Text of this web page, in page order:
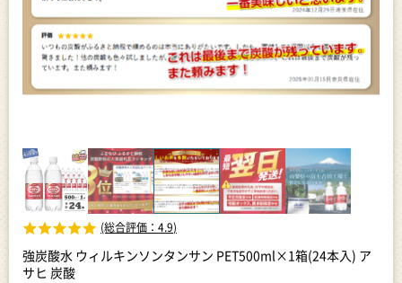
(総合評価： 4.9)
強炭酸水 ウィルキンソンタンサン PET500ml×1箱(24本入) ア
サヒ 炭酸